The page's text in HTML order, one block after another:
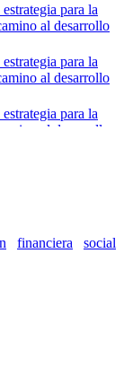
para la
al desarrollo
para la
al desarrollo
para la
al desarrollo
para la
al desarrollo
financiera
social